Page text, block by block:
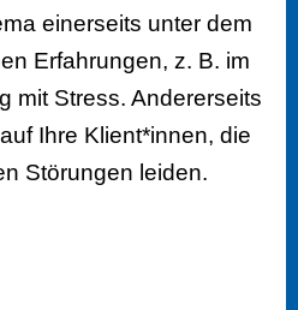
einerseits unter dem
Erfahrungen, z. B. im
mit Stress. Andererseits
Ihre Klient*innen, die
Störungen leiden.